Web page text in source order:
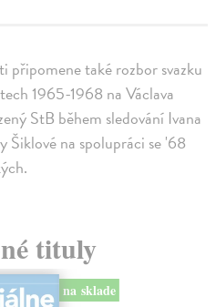
připomene také rozbor svazku
1965-1968 na Václava
StB během sledování Ivana
Šiklové na spolupráci se '68
tituly
na sklade